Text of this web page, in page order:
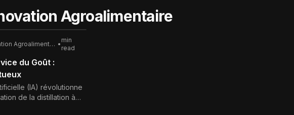
Agroalimentaire
Technologie et Innovation Agroalimentaire •
min
read
du Goût :
(IA) révolutionne
de la distillation à